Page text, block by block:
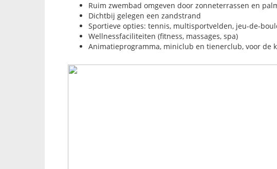
Ruim zwembad omgeven door zonneterrassen en
Dichtbij gelegen een zandstrand
Sportieve opties: tennis, multisportvelden, jeu-de-
Wellnessfaciliteiten (fitness, massages, spa)
Animatieprogramma, miniclub en tienerclub, voor de